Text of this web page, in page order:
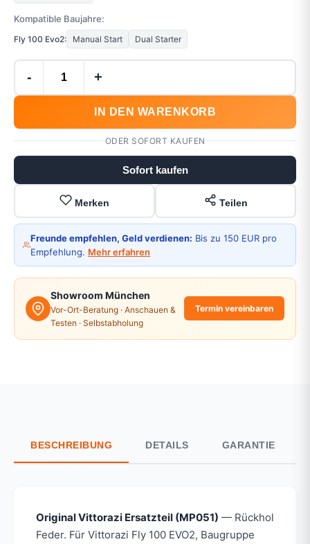
Kompatible Baujahre:
Fly 100 Evo2: Manual Start Dual Starter
- +
IN DEN WARENKORB
ODER SOFORT KAUFEN
Sofort kaufen
Merken Teilen
Freunde empfehlen, Geld verdienen: Bis zu 150 EUR pro
Empfehlung. Mehr erfahren
Showroom München
Vor-Ort-Beratung · Anschauen &
Testen · Selbstabholung
Termin vereinbaren
BESCHREIBUNG DETAILS GARANTIE
Original Vittorazi Ersatzteil (MP051) — Rückhol
Feder. Für Vittorazi Fly 100 EVO2, Baugruppe